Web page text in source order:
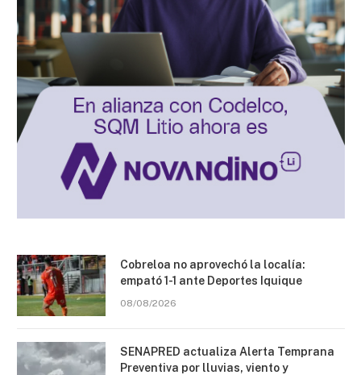
Cobreloa no aprovechó la localía:
empató 1-1 ante Deportes Iquique
08/08/2026
SENAPRED actualiza Alerta Temprana
Preventiva por lluvias, viento y